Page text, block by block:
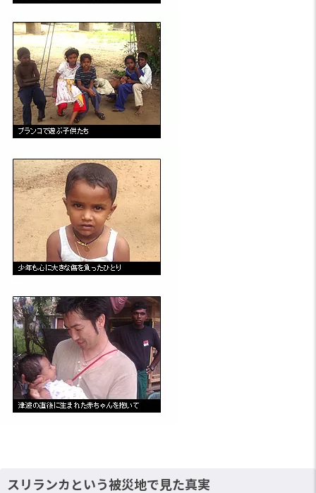
スリランカという被災地で見た真実